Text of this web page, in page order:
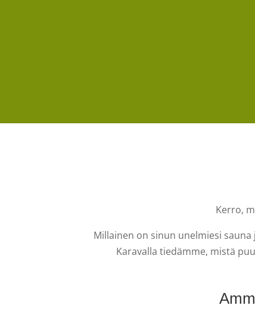
Kerro,
Millainen on sinun unelmiesi
Karavalla tiedämme, mistä